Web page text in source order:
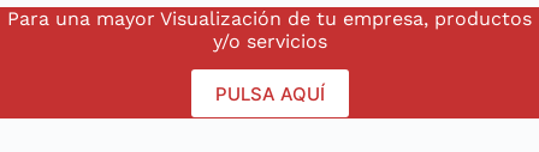
Para una mayor Visualización de tu empresa, productos
y/o servicios
PULSA AQUÍ